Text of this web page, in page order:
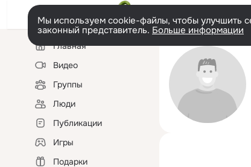
Мы используем cookie-файлы, чтобы улучшить
законный представитель. Больше информации
Левая
колонкаГлавная
Видео
Группы
Люди
Публикации
Игры
Подарки